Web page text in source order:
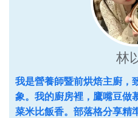
林
我是營養師暨前烘焙主廚，
象。我的廚房裡，鷹嘴豆做
菜米比飯香。部落格分享精